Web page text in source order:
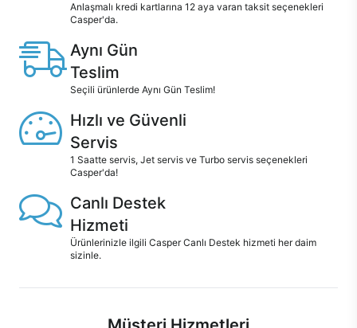
Anlaşmalı kredi kartlarına 12 aya varan taksit seçenekleri
Casper'da.
Aynı Gün
Teslim
Seçili ürünlerde Aynı Gün Teslim!
Hızlı ve Güvenli
Servis
1 Saatte servis, Jet servis ve Turbo servis seçenekleri
Casper'da!
Canlı Destek
Hizmeti
Ürünlerinizle ilgili Casper Canlı Destek hizmeti her daim
sizinle.